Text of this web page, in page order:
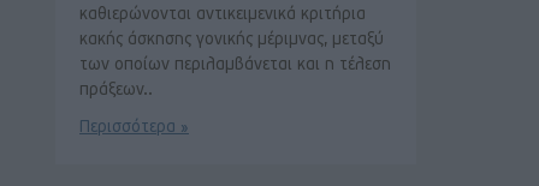
καθιερώνονται αντικειμενικά κριτήρια
κακής άσκησης γονικής μέριμνας, μεταξύ
των οποίων περιλαμβάνεται και η τέλεση
πράξεων..
Περισσότερα »